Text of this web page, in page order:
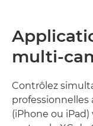
multi-
Contrôlez
professionnelles
(iPhone ou